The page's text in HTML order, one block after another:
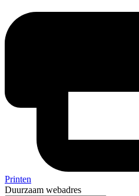
Printen
Duurzaam webadres